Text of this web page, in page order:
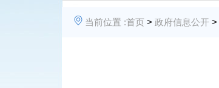
当前位置 :首页 > 政府信息公开 >